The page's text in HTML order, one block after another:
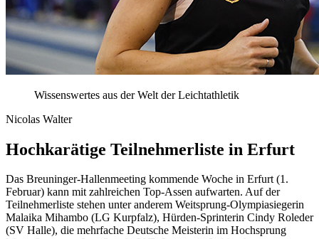
Wissenswertes aus der Welt der Leichtathletik
Nicolas Walter
Hochkarätige Teilnehmerliste in Erfurt
Das Breuninger-Hallenmeeting kommende Woche in Erfurt (1.
Februar) kann mit zahlreichen Top-Assen aufwarten. Auf der
Teilnehmerliste stehen unter anderem Weitsprung-Olympiasiegerin
Malaika Mihambo (LG Kurpfalz), Hürden-Sprinterin Cindy Roleder
(SV Halle), die mehrfache Deutsche Meisterin im Hochsprung